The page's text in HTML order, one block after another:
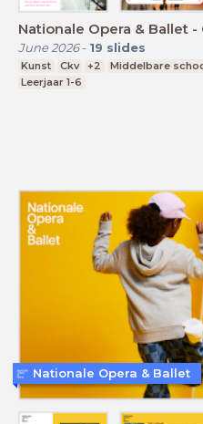
Nationale Opera & Ballet
June 2026- 19 slides
Kunst Ckv +2 Middelbare
Leerjaar 1-6
Nationale Opera & Ballet